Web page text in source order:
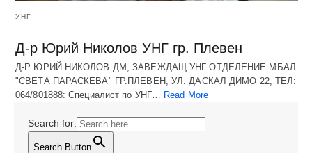
УНГ
Д-р Юрий Николов УНГ гр. Плевен
Д-Р ЮРИЙ НИКОЛОВ ДМ, ЗАВЕЖДАЩ УНГ ОТДЕЛЕНИЕ МБАЛ
"СВЕТА ПАРАСКЕВА" ГР.ПЛЕВЕН, УЛ. ДАСКАЛ ДИМО 22, ТЕЛ:
064/801888: Специалист по УНГ…
Read More
Search for:
Search Button